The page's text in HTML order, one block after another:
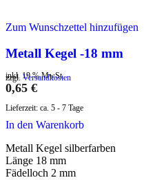
Zum Wunschzettel hinzufügen
Metall Kegel -18 mm
inkl. 19 % MwSt.
zzgl. Versandkosten
0,65 €
Lieferzeit: ca. 5 - 7 Tage
In den Warenkorb
Metall Kegel silberfarben
Länge 18 mm
Fädelloch 2 mm